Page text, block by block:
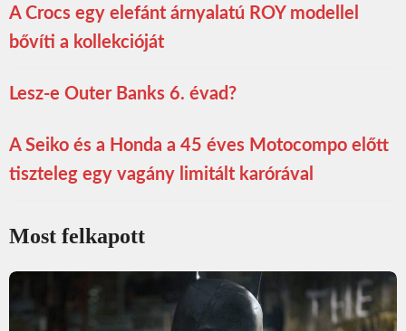
A Crocs egy elefánt árnyalatú ROY modellel
bővíti a kollekcióját
Lesz-e Outer Banks 6. évad?
A Seiko és a Honda a 45 éves Motocompo előtt
tiszteleg egy vagány limitált karórával
Most felkapott